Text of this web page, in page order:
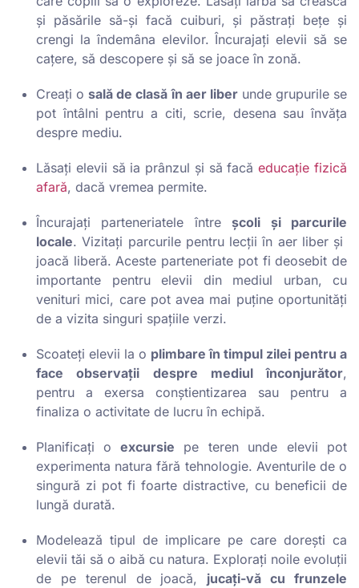
și păsările să-și facă cuiburi, și păstrați bețe și
crengi la îndemâna elevilor. Încurajați elevii să se
cațere, să descopere și să se joace în zonă.
Creați o sală de clasă în aer liberunde grupurile se
pot întâlni pentru a citi, scrie, desena sau învăța
despre mediu.
Lăsați elevii să ia prânzul și să facăeducație fizică
afară, dacă vremea permite.
Încurajați parteneriatele între școli și parcurile
locale. Vizitați parcurile pentru lecții în aer liber și
joacă liberă. Aceste parteneriate pot fi deosebit de
importante pentru elevii din mediul urban, cu
venituri mici, care pot avea mai puține oportunități
de a vizita singuri spațiile verzi.
Scoateți elevii la o plimbare în timpul zilei pentru a
face observații despre mediul înconjurător,
pentru a exersa conștientizarea sau pentru a
finaliza o activitate de lucru în echipă.
Planificați o excursie pe teren unde elevii pot
experimenta natura fără tehnologie. Aventurile de o
singură zi pot fi foarte distractive, cu beneficii de
lungă durată.
Modelează tipul de implicare pe care dorești ca
elevii tăi să o aibă cu natura. Explorați noile evoluții
de pe terenul de joacă, jucați-vă cu frunzele